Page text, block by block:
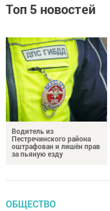
Топ 5 новостей
Водитель из
Пестречинского района
оштрафован и лишён прав
за пьяную езду
ОБЩЕСТВО